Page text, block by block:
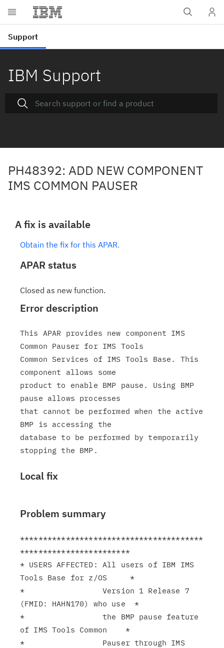
IBM Support
PH48392: ADD NEW COMPONENT
IMS COMMON PAUSER
A fix is available
Obtain the fix for this APAR.
APAR status
Closed as new function.
Error description
This APAR provides new component IMS
Common Pauser for IMS Tools
Common Services of IMS Tools Base. This
component allows some
product to enable BMP pause. Using BMP
pause allows processes
that cannot be performed when the active
BMP is accessing the
database to be performed by temporarily
Local fix
Problem summary
****************************************
************************
* USERS AFFECTED: All users of IBM IMS
Tools Base for z/OS     *
*                 Version 1 Release 7
(FMID: HAHN170) who use  *
*                 the BMP pause feature
of IMS Tools Common    *
*                 Pauser through IMS